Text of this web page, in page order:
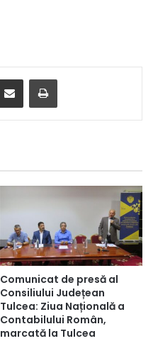
Comunicat de presă al
Consiliului Județean
Tulcea: Ziua Națională a
Contabilului Român,
marcată la Tulcea